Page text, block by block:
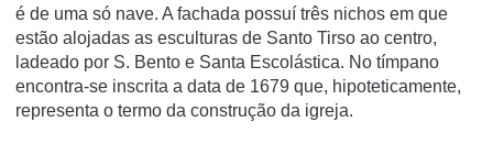
é de uma só nave. A fachada possuí­ três nichos em que
estão alojadas as esculturas de Santo Tirso ao centro,
ladeado por S. Bento e Santa Escolástica. No tí­mpano
encontra-se inscrita a data de 1679 que, hipoteticamente,
representa o termo da construção da igreja.